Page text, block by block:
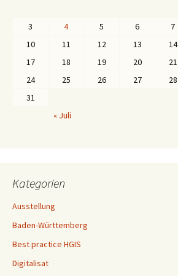
3
4 5 6 7
10
11 12 13 14
17
18 19 20 21
24
25 26 27 28
31
« Juli
Kategorien
Ausstellung
Baden-Württemberg
Best practice HGIS
Digitalisat